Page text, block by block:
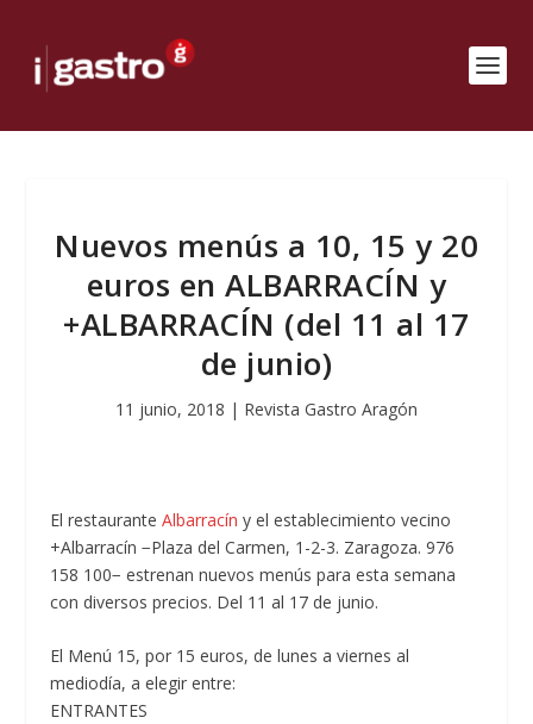
Nuevos menús a 10, 15 y 20
euros en ALBARRACÍN y
+ALBARRACÍN (del 11 al 17
de junio)
11 junio, 2018 | Revista Gastro Aragón
El restauranteAlbarracín y el establecimiento vecino
+Albarracín −Plaza del Carmen, 1-2-3. Zaragoza. 976
158 100− estrenan nuevos menús para esta semana
con diversos precios. Del 11 al 17 de junio.
El Menú 15, por 15 euros, de lunes a viernes al
mediodía, a elegir entre:
ENTRANTES